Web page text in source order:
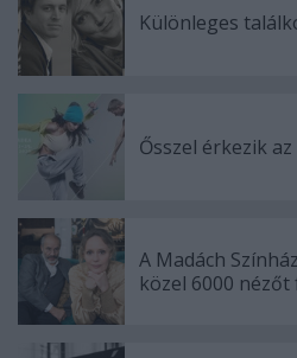
Különleges
Ősszel érkezik
A Madách
közel 6000